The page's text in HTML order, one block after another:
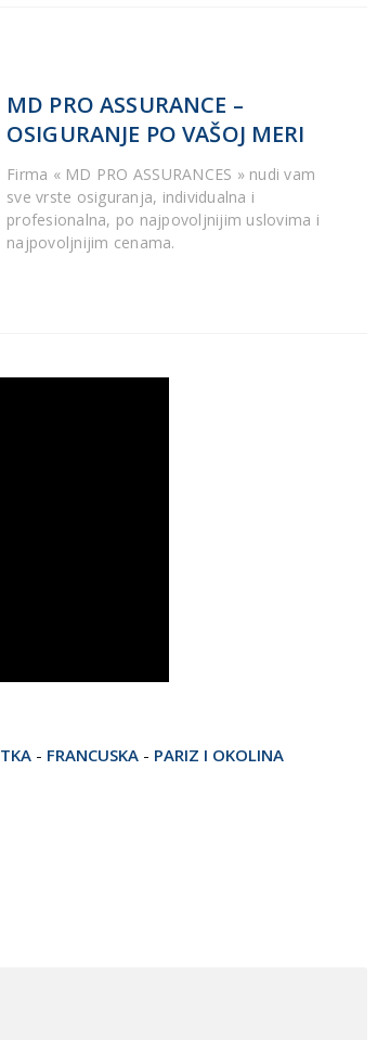
MD PRO ASSURANCE –
OSIGURANJE PO VAŠOJ MERI
Firma « MD PRO ASSURANCES » nudi vam
sve vrste osiguranja, individualna i
profesionalna, po najpovoljnijim uslovima i
najpovoljnijim cenama.
- FRANCUSKA - PARIZ I OKOLINA